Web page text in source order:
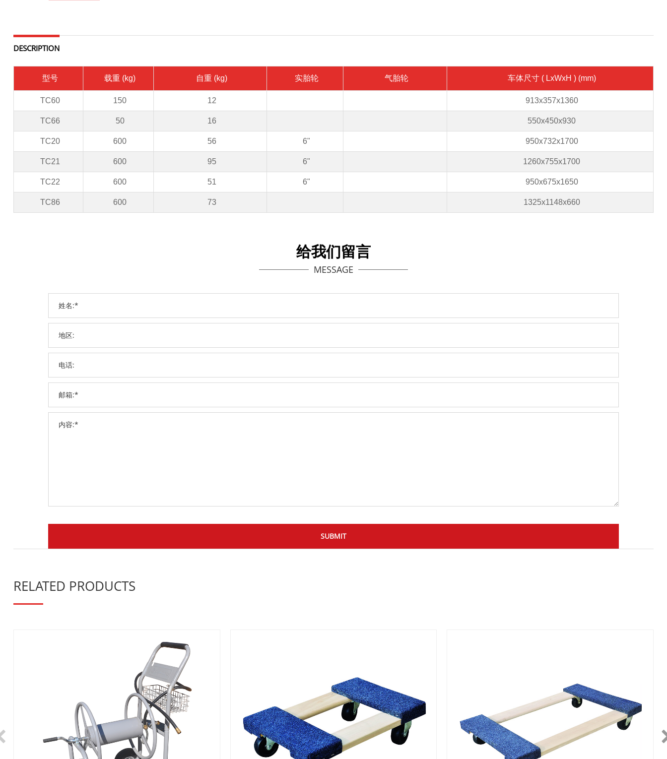
DESCRIPTION
型号 载重 (kg) 自重 (kg) 实胎轮 气胎轮 车体尺寸( LxWxH ) (mm)
TC60 150 12 913x357x1360
TC66 50 16 550x450x930
TC20 600 56 6" 950x732x1700
TC21 600 95 6" 1260x755x1700
TC22 600 51 6" 950x675x1650
TC86 600 73 1325x1148x660
给我们留言
MESSAGE
RELATED PRODUCTS